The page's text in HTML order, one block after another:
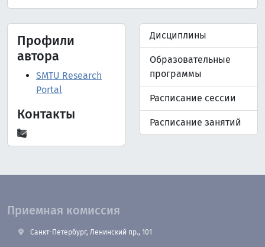
Профили
автора
SMTU Research
Portal
Контакты
Дисциплины
Образовательные
программы
Расписание сессии
Расписание занятий
Приемная комиссия
Санкт-Петербург, Ленинский пр., 101